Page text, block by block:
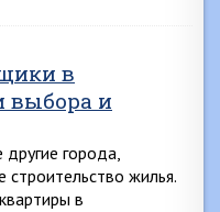
в
выбора и
города,
строительство жилья.
в